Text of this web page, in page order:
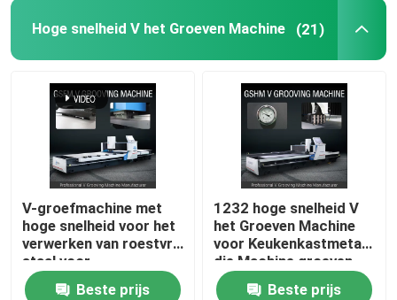
Hoge snelheid V het Groeven Machine (21)
V-groefmachine met
hoge snelheid voor het
verwerken van roestvrij
staal voor
huisversiering
Beste prijs
1232 hoge snelheid V
het Groeven Machine
voor Keukenkastmetaal
die Machine groeven
Beste prijs